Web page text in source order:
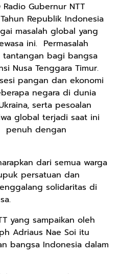
Gubernur NTT
Republik Indonesia
masalah global yang
ini. Permasalah
bagi bangsa
Nusa Tenggara Timur.
pangan dan ekonomi
negara di dunia
serta pesoalan
global terjadi saat ini
penuh dengan
dari semua warga
persatuan dan
solidaritas di
yang sampaikan oleh
Adriaus Nae Soi itu
bangsa Indonesia dalam